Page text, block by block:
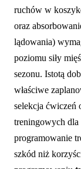
ruchów w
oraz
lądowania)
poziomu siły
sezonu. Istotą
właściwe
selekcja ćwiczeń
treningowych dla
programowanie
szkód niż